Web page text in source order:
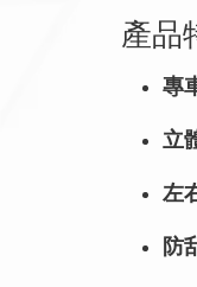
產品
專
立
左
防